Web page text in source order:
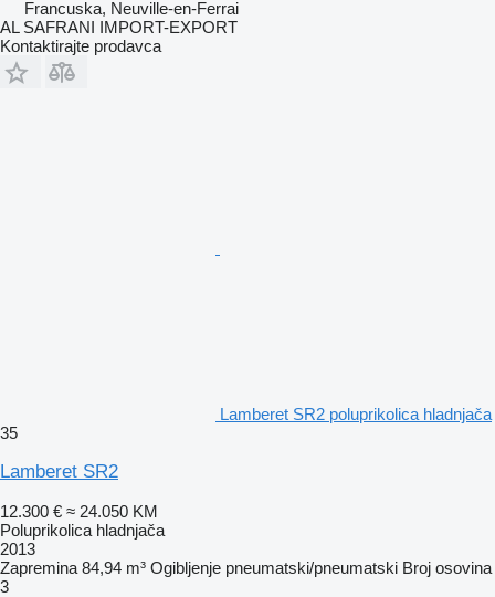
Francuska, Neuville-en-Ferrai
AL SAFRANI IMPORT-EXPORT
Kontaktirajte prodavca
Lamberet SR2 poluprikolica hladnjača
35
Lamberet SR2
12.300 € ≈ 24.050 KM
Poluprikolica hladnjača
2013
Zapremina 84,94 m³ Ogibljenje pneumatski/pneumatski Broj osovina
3